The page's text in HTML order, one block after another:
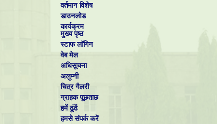
वर्तमान विशेष
डाउनलोड
कार्यक्रम
मुख्य पृष्ठ
स्टाफ लॉगिन
वेब मेल
अधिसूचना
अलुम्नी
चित्र गैलरी
ग्राहक पूछताछ
हमें ढूंढें
हमसे संपर्क करें